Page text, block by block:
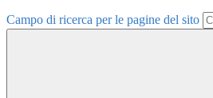
Campo di ricerca per le pagine del sito